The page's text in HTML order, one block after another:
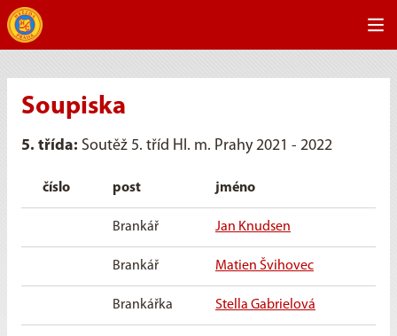
Soupiska
5. třída: Soutěž 5. tříd Hl. m. Prahy 2021 - 2022
číslo post jméno
Brankář Jan Knudsen
Brankář Matien Švihovec
Brankářka Stella Gabrielová